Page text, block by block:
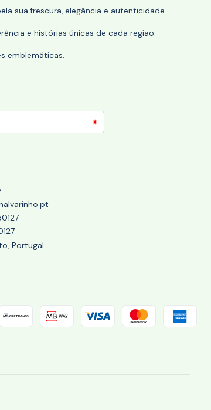
sua frescura, elegância e autenticidade.
e histórias únicas de cada região.
emblemáticas.
Portugal